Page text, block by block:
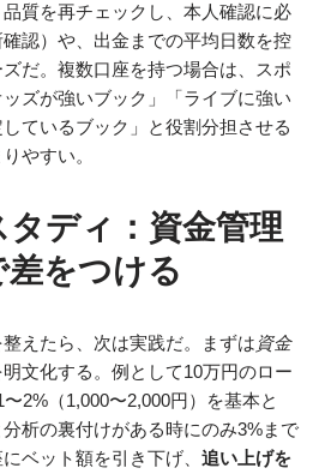
質を再チェックし、本人確認に必
認）や、出金までの平均日数を控
だ。複数口座を持つ場合は、スポ
ズが強いブック」「ライブに強い
ているブック」と役割分担させる
やすい。
ディ：資金管理
差をつける
えたら、次は実践だ。まずは 資金
明文化する。例として10万円のロー
2%（1,000〜2,000円）を基本と
析の裏付けがある時にのみ3%まで
ベット額を引き下げ、 追い上げを